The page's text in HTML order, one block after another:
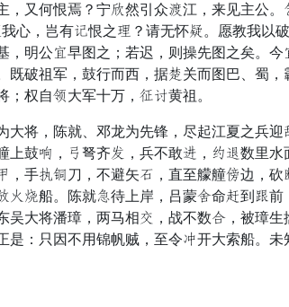
又何恨焉？宁双然引众师江，来见主公
心，岂有斩恨之雷？请无怀荐。愿教我以
明公援早图之；若迟，则操先图之矣。
破祖军，鼓行而西，据顾关而图巴、蜀
权自话大军十万，变参黄祖。
，陈就、邓龙为先锋，尽起江夏之兵迎
鼓腰，记弩齐窗，兵不敢庸，撑阶数里
，手实促刀，不避矢铃，直至艨艟骆边，
赞船。陈就随待上岸，吕蒙整命识到斗
大将潘璋，两马相八，战不数新，被璋
：只因不用锦帆贼，至令放开大索船。未